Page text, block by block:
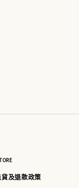
及退款政策